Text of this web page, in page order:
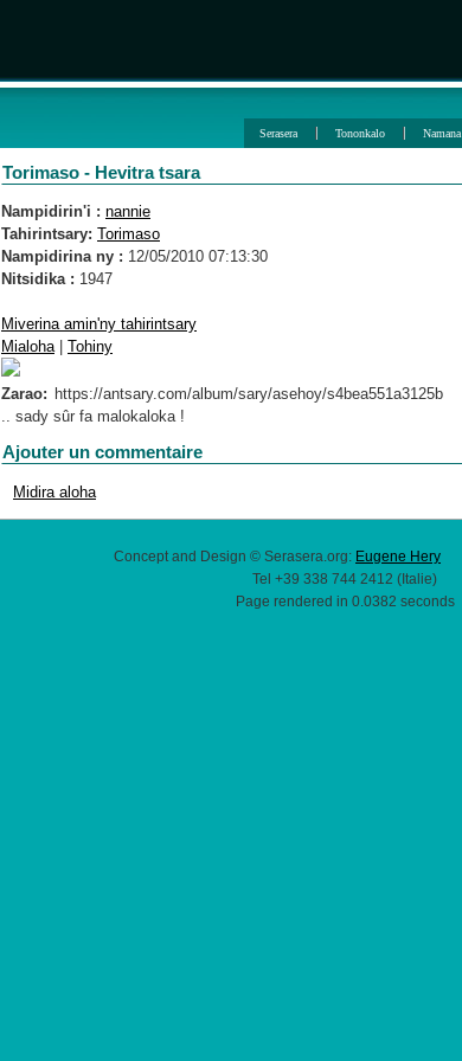
Serasera Tononkalo Namana
Torimaso - Hevitra tsara
Nampidirin'i : nannie
Tahirintsary: Torimaso
Nampidirina ny : 12/05/2010 07:13:30
Nitsidika : 1947
Miverina amin'ny tahirintsary
Mialoha
Tohiny
Zarao:
.. sady sûr fa malokaloka !
Ajouter un commentaire
Midira aloha
Concept and Design © Serasera.org: Eugene Hery
Tel +39 338 744 2412 (Italie)
Page rendered in 0.0382 seconds